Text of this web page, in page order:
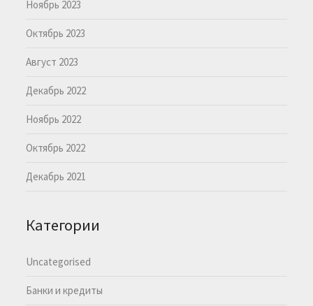
Ноябрь 2023
Октябрь 2023
Август 2023
Декабрь 2022
Ноябрь 2022
Октябрь 2022
Декабрь 2021
Категории
Uncategorised
Банки и кредиты